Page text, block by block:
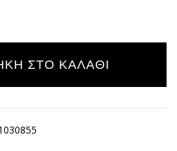
ΣΤΟ ΚΑΛΆΘΙ